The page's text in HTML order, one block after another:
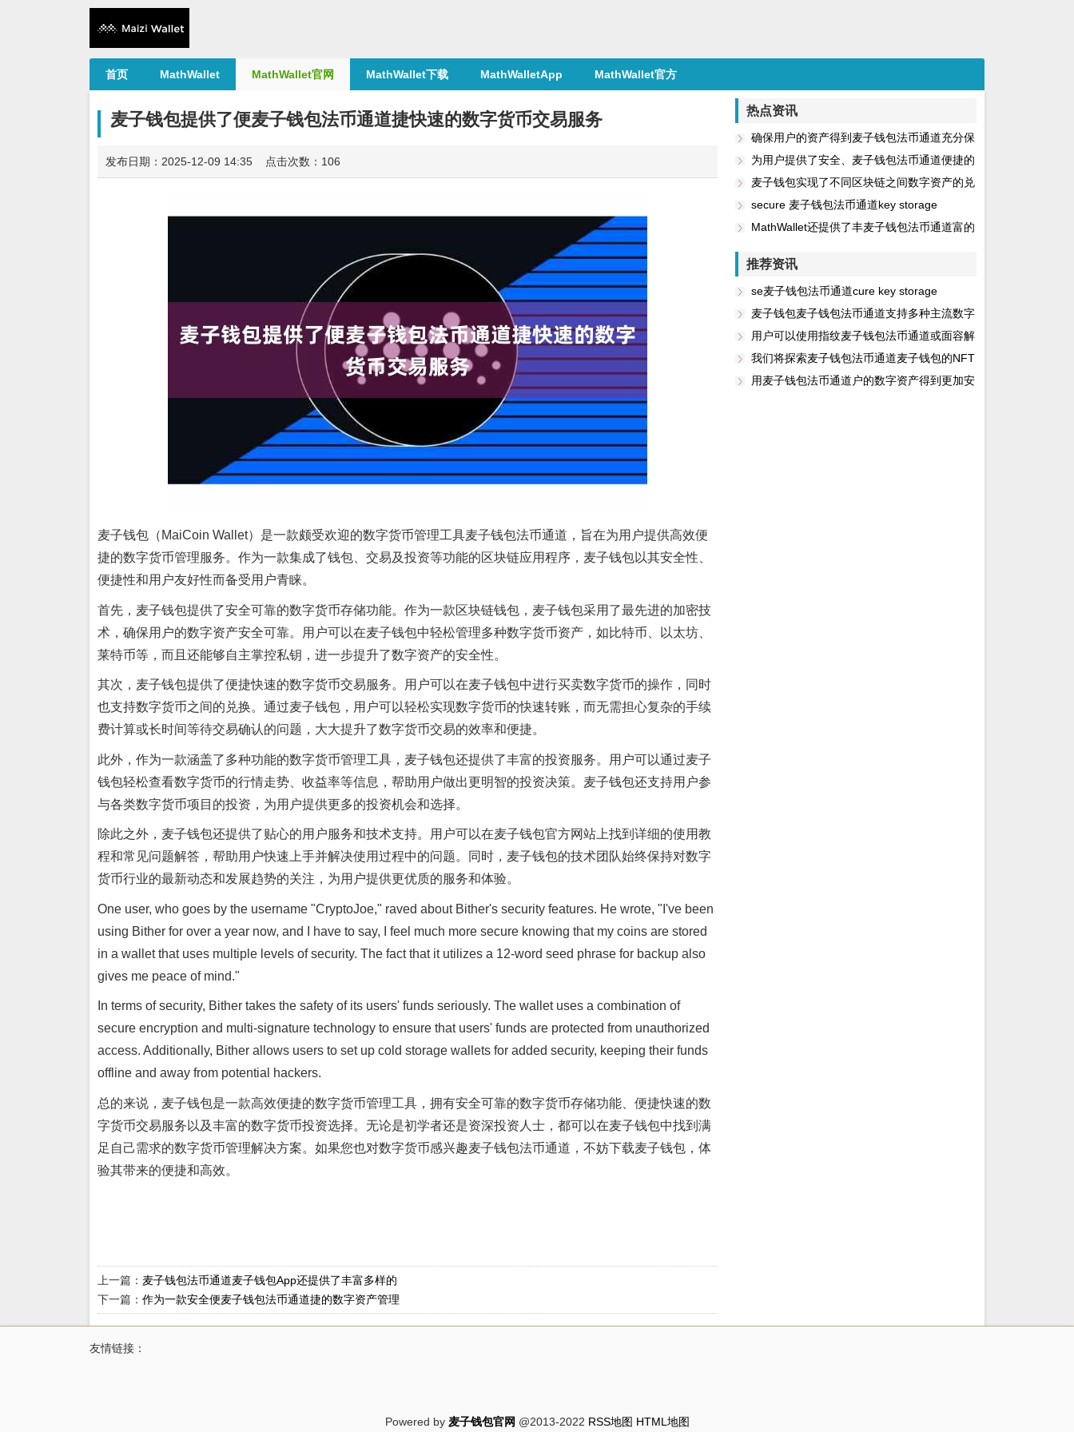
首页 MathWallet MathWallet官网 MathWallet下载 MathWalletApp MathWallet官方
麦子钱包提供了便麦子钱包法币通道捷快速的数字货币交易服务
发布日期：2025-12-09 14:35 点击次数：106
麦子钱包（MaiCoin Wallet）是一款颇受欢迎的数字货币管理工具麦子钱包法币通道，旨在为用户提供高效便
捷的数字货币管理服务。作为一款集成了钱包、交易及投资等功能的区块链应用程序，麦子钱包以其安全性、
便捷性和用户友好性而备受用户青睐。
首先，麦子钱包提供了安全可靠的数字货币存储功能。作为一款区块链钱包，麦子钱包采用了最先进的加密技
术，确保用户的数字资产安全可靠。用户可以在麦子钱包中轻松管理多种数字货币资产，如比特币、以太坊、
莱特币等，而且还能够自主掌控私钥，进一步提升了数字资产的安全性。
其次，麦子钱包提供了便捷快速的数字货币交易服务。用户可以在麦子钱包中进行买卖数字货币的操作，同时
也支持数字货币之间的兑换。通过麦子钱包，用户可以轻松实现数字货币的快速转账，而无需担心复杂的手续
费计算或长时间等待交易确认的问题，大大提升了数字货币交易的效率和便捷。
此外，作为一款涵盖了多种功能的数字货币管理工具，麦子钱包还提供了丰富的投资服务。用户可以通过麦子
钱包轻松查看数字货币的行情走势、收益率等信息，帮助用户做出更明智的投资决策。麦子钱包还支持用户参
与各类数字货币项目的投资，为用户提供更多的投资机会和选择。
除此之外，麦子钱包还提供了贴心的用户服务和技术支持。用户可以在麦子钱包官方网站上找到详细的使用教
程和常见问题解答，帮助用户快速上手并解决使用过程中的问题。同时，麦子钱包的技术团队始终保持对数字
货币行业的最新动态和发展趋势的关注，为用户提供更优质的服务和体验。
One user, who goes by the username "CryptoJoe," raved about Bither's security features. He wrote, "I've been
using Bither for over a year now, and I have to say, I feel much more secure knowing that my coins are stored
in a wallet that uses multiple levels of security. The fact that it utilizes a 12-word seed phrase for backup also
gives me peace of mind."
In terms of security, Bither takes the safety of its users' funds seriously. The wallet uses a combination of
secure encryption and multi-signature technology to ensure that users' funds are protected from unauthorized
access. Additionally, Bither allows users to set up cold storage wallets for added security, keeping their funds
offline and away from potential hackers.
总的来说，麦子钱包是一款高效便捷的数字货币管理工具，拥有安全可靠的数字货币存储功能、便捷快速的数
字货币交易服务以及丰富的数字货币投资选择。无论是初学者还是资深投资人士，都可以在麦子钱包中找到满
足自己需求的数字货币管理解决方案。如果您也对数字货币感兴趣麦子钱包法币通道，不妨下载麦子钱包，体
验其带来的便捷和高效。
上一篇： 麦子钱包法币通道麦子钱包App还提供了丰富多样的
功能
下一篇： 作为一款安全便麦子钱包法币通道捷的数字资产管理
工具
热点资讯
确保用户的资产得到麦子钱包法币通道充分保
护
为用户提供了安全、麦子钱包法币通道便捷的
数字资产管理体验
麦子钱包实现了不同区块链之间数字资产的兑
麦子钱包法币通道换
secure 麦子钱包法币通道key storage
MathWallet还提供了丰麦子钱包法币通道富的
推荐资讯
se麦子钱包法币通道cure key storage
麦子钱包麦子钱包法币通道支持多种主流数字
货币用户可以使用指纹麦子钱包法币通道或面容解
锁
我们将探索麦子钱包法币通道麦子钱包的NFT
功能用麦子钱包法币通道户的数字资产得到更加安
友情链接：
Powered by 麦子钱包官网 @2013-2022 RSS地图 HTML地图